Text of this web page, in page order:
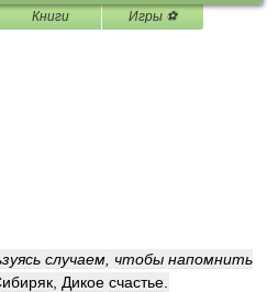
Книги Игры ⚽
случаем чтобы напомнить
Дикое счастье